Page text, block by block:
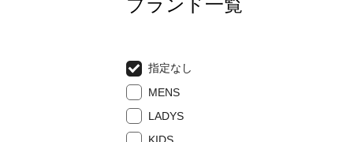
ブランド一覧
指定なし
MENS
LADYS